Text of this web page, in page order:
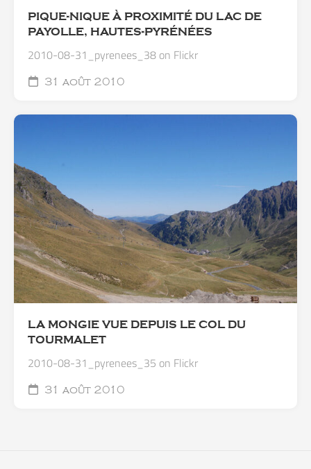
PIQUE-NIQUE À PROXIMITÉ DU LAC DE
PAYOLLE, HAUTES-PYRÉNÉES
2010-08-31_pyrenees_38 on Flickr
31 août 2010
LA MONGIE VUE DEPUIS LE COL DU
TOURMALET
2010-08-31_pyrenees_35 on Flickr
31 août 2010